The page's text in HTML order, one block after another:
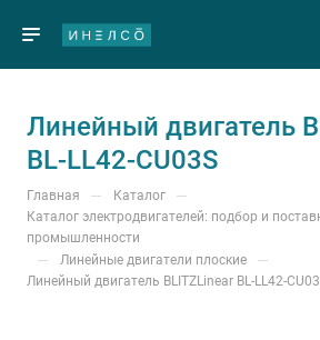
Линейный двигатель
BL-LL42-CU03S
Главная — Каталог —
Каталог электродвигателей: подбор и
промышленности
— Линейные двигатели плоские —
Линейный двигатель BLITZLinear BL-LL42-